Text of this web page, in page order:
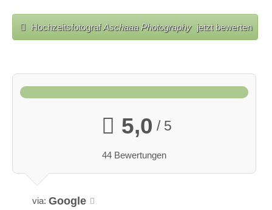
HochzeitsfotografAschaaa Photography jetzt bewerten
5,0 / 5
44 Bewertungen
via: Google